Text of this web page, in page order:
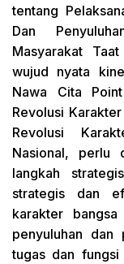
tentang
Dan
Masyarakat
wujud nyata
Nawa Cita
Revolusi
Revolusi
Nasional, perlu
langkah
strategis dan
karakter
penyuluhan dan
tugas dan fungsi